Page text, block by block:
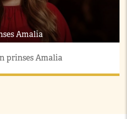
Amalia
prinses Amalia